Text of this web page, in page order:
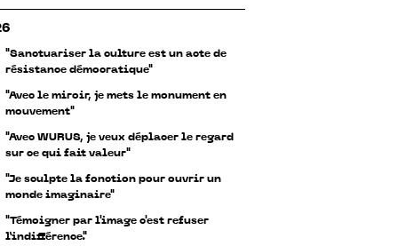
"Sanctuariser la culture est un acte de
résistance démocratique"
"Avec le miroir, je mets le monument en
mouvement"
"Avec WURUS, je veux déplacer le regard
sur ce qui fait valeur"
"Je sculpte la fonction pour ouvrir un
monde imaginaire"
"Témoigner par l'image c'est refuser
l’indifférence."